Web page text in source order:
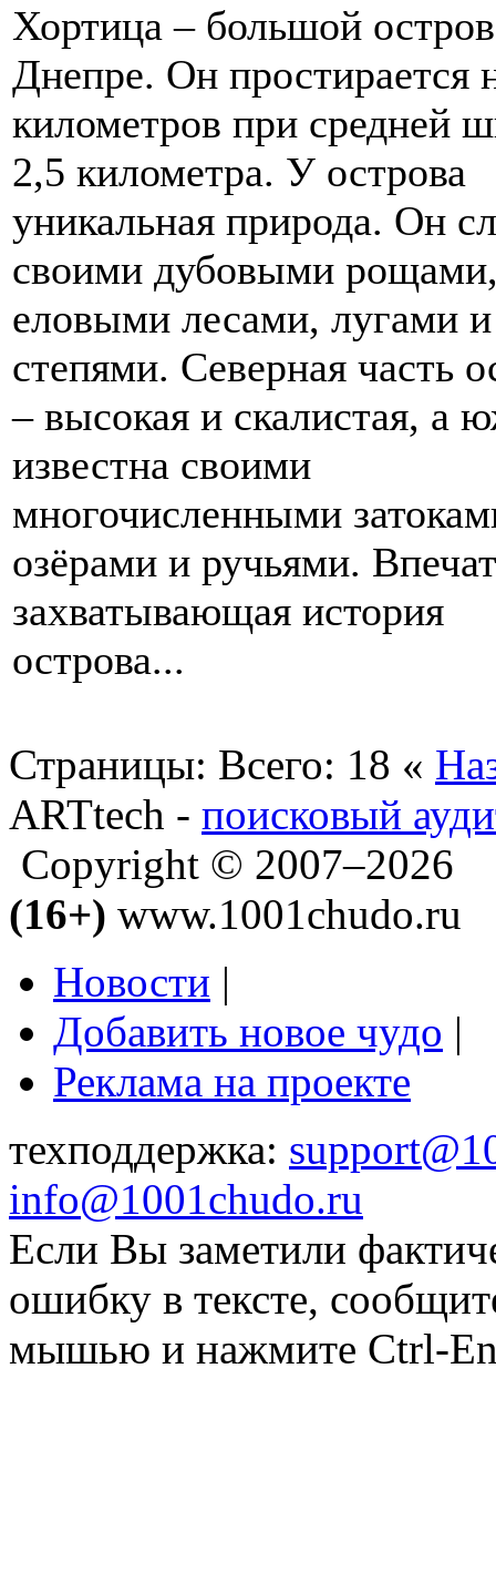
Хортица – большой
Днепре. Он простирается
километров при средней
2,5 километра. У острова
уникальная природа. Он
своими дубовыми
еловыми лесами, лугами и
степями. Северная часть
– высокая и скалистая, а
известна своими
многочисленными
озёрами и ручьями.
захватывающая история
острова...
Страницы: Всего: 18 «
ARTtech - поисковый
Copyright © 2007–2026
(16+) www.1001chudo.ru
Новости |
Добавить новое чудо |
Реклама на проекте
техподдержка:
info@1001chudo.ru
Если Вы заметили
ошибку в тексте,
мышью и нажмите Ctrl-